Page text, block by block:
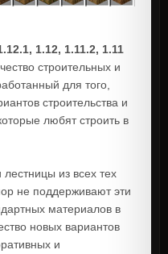
1.12, 1.11.2, 1.11
строительных и
для того,
строительства и
любят строить в
из всех тех
не поддерживают эти
материалов в
новых вариантов
и